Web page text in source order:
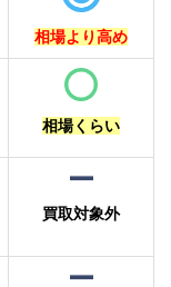
相場より高め
相場くらい
買取対象外